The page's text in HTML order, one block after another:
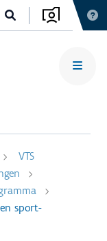
VTS
sport-